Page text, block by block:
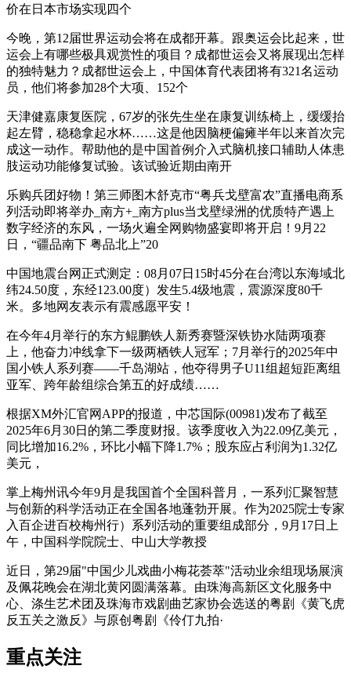
价在日本市场实现四个
今晚，第12届世界运动会将在成都开幕。跟奥运会比起来，世
运会上有哪些极具观赏性的项目？成都世运会又将展现出怎样
的独特魅力？成都世运会上，中国体育代表团将有321名运动
员，他们将参加28个大项、152个
天津健嘉康复医院，67岁的张先生坐在康复训练椅上，缓缓抬
起左臂，稳稳拿起水杯……这是他因脑梗偏瘫半年以来首次完
成这一动作。帮助他的是中国首例介入式脑机接口辅助人体患
肢运动功能修复试验。该试验近期由南开
乐购兵团好物！第三师图木舒克市“粤兵戈壁富农”直播电商系
列活动即将举办_南方+_南方plus当戈壁绿洲的优质特产遇上
数字经济的东风，一场火遍全网购物盛宴即将开启！9月22
日，“疆品南下 粤品北上”20
中国地震台网正式测定：08月07日15时45分在台湾以东海域北
纬24.50度，东经123.00度）发生5.4级地震，震源深度80千
米。多地网友表示有震感愿平安！
在今年4月举行的东方鲲鹏铁人新秀赛暨深铁协水陆两项赛
上，他奋力冲线拿下一级两栖铁人冠军；7月举行的2025年中
国小铁人系列赛——千岛湖站，他夺得男子U11组超短距离组
亚军、跨年龄组综合第五的好成绩……
根据XM外汇官网APP的报道，中芯国际(00981)发布了截至
2025年6月30日的第二季度财报。该季度收入为22.09亿美元，
同比增加16.2%，环比小幅下降1.7%；股东应占利润为1.32亿
美元，
掌上梅州讯今年9月是我国首个全国科普月，一系列汇聚智慧
与创新的科学活动正在全国各地蓬勃开展。作为2025院士专家
入百企进百校梅州行）系列活动的重要组成部分，9月17日上
午，中国科学院院士、中山大学教授
近日，第29届"中国少儿戏曲小梅花荟萃"活动业余组现场展演
及佩花晚会在湖北黄冈圆满落幕。由珠海高新区文化服务中
心、涤生艺术团及珠海市戏剧曲艺家协会选送的粤剧《黄飞虎
反五关之激反》与原创粤剧《伶仃九拍·
重点关注